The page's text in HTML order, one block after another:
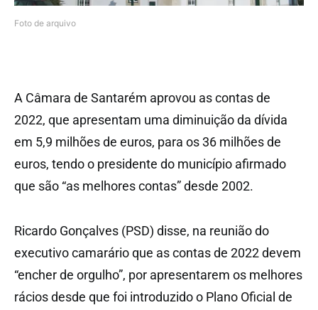
Foto de arquivo
A Câmara de Santarém aprovou as contas de
2022, que apresentam uma diminuição da dívida
em 5,9 milhões de euros, para os 36 milhões de
euros, tendo o presidente do município afirmado
que são “as melhores contas” desde 2002.
Ricardo Gonçalves (PSD) disse, na reunião do
executivo camarário que as contas de 2022 devem
“encher de orgulho”, por apresentarem os melhores
rácios desde que foi introduzido o Plano Oficial de